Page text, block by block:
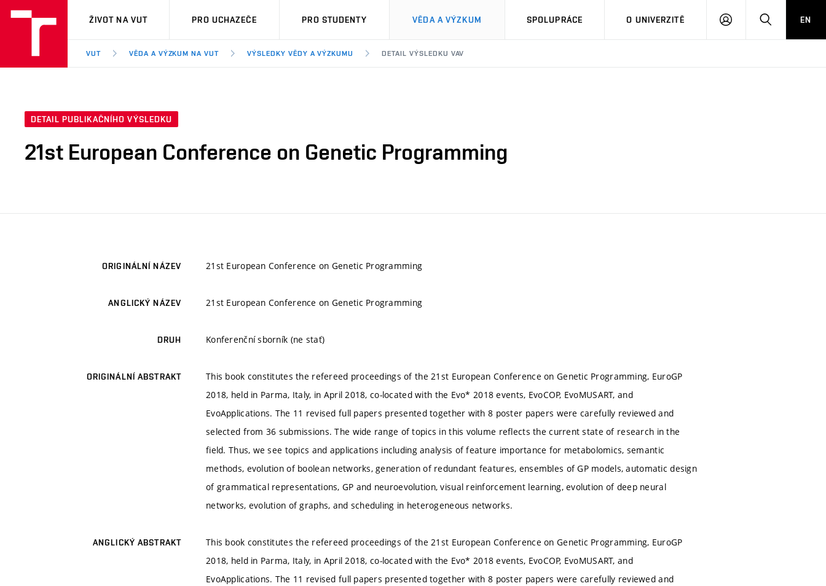
VUT
ŽIVOT NA VUT PRO UCHAZEČE PRO STUDENTY VĚDA A VÝZKUM SPOLUPRÁCE O UNIVERZITĚ
PŘIHLÁSIT HLEDATEN
VUT VĚDA A VÝZKUM NA VUT VÝSLEDKY VĚDY A VÝZKUMU DETAIL VÝSLEDKU VAV
DETAIL PUBLIKAČNÍHO VÝSLEDKU
21st European Conference on Genetic Programming
ORIGINÁLNÍ NÁZEV 21st European Conference on Genetic Programming
ANGLICKÝ NÁZEV 21st European Conference on Genetic Programming
DRUH Konferenční sborník (ne stať)
ORIGINÁLNÍ ABSTRAKT
This book constitutes the refereed proceedings of the 21st European Conference on Genetic Programming, EuroGP
2018, held in Parma, Italy, in April 2018, co-located with the Evo* 2018 events, EvoCOP, EvoMUSART, and
EvoApplications. The 11 revised full papers presented together with 8 poster papers were carefully reviewed and
selected from 36 submissions. The wide range of topics in this volume reflects the current state of research in the
field. Thus, we see topics and applications including analysis of feature importance for metabolomics, semantic
methods, evolution of boolean networks, generation of redundant features, ensembles of GP models, automatic design
of grammatical representations, GP and neuroevolution, visual reinforcement learning, evolution of deep neural
networks, evolution of graphs, and scheduling in heterogeneous networks.
ANGLICKÝ ABSTRAKT
This book constitutes the refereed proceedings of the 21st European Conference on Genetic Programming, EuroGP
2018, held in Parma, Italy, in April 2018, co-located with the Evo* 2018 events, EvoCOP, EvoMUSART, and
EvoApplications. The 11 revised full papers presented together with 8 poster papers were carefully reviewed and